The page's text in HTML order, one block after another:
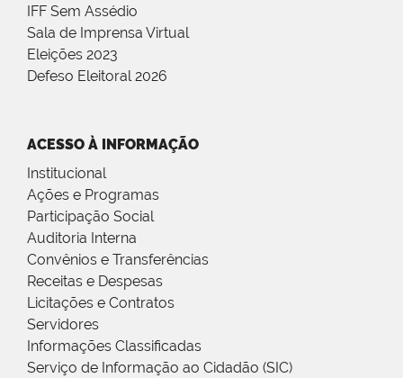
IFF Sem Assédio
Sala de Imprensa Virtual
Eleições 2023
Defeso Eleitoral 2026
ACESSO À INFORMAÇÃO
Institucional
Ações e Programas
Participação Social
Auditoria Interna
Convênios e Transferências
Receitas e Despesas
Licitações e Contratos
Servidores
Informações Classificadas
Serviço de Informação ao Cidadão (SIC)